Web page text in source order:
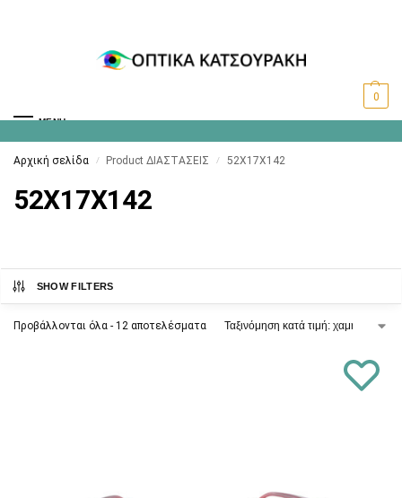
MENU
0
Αρχική σελίδα / Product ΔΙΑΣΤΑΣΕΙΣ / 52X17X142
52X17X142
SHOW FILTERS
Προβάλλονται όλα - 12 αποτελέσματα